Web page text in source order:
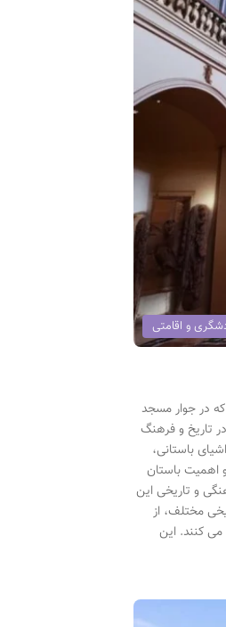
و اقامتی
که در جوار مسجد
تاریخ و فرهنگ
باستانی،
اهمیت باستان
و تاریخی این
مختلف، از
می کنند. این